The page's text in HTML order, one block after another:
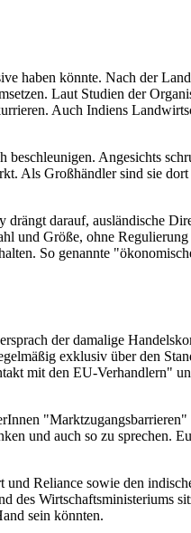
haben könnte. Nach der
Laut Studien der
Auch Indiens
Angesichts
Als Großhändler sind sie
darauf, ausländische
und Größe, ohne
So genannte
der damalige
exklusiv über den
mit den EU-Verhandlern"
und auch so zu sprechen.
Reliance sowie den
Wirtschaftsministeriums
sein könnten.